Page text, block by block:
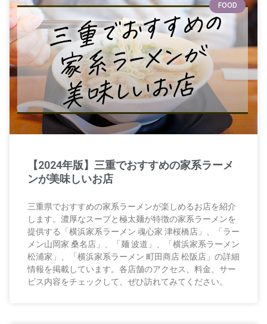
FOOD
【2024年版】三重でおすすめの家系ラーメ
ンが美味しいお店
三重県でおすすめの家系ラーメンが楽しめるお店を紹介
します。濃厚なスープと極太麺が特徴の家系ラーメンを
提供する「横浜家系ラーメン 魂心家 津桜橋店」、「ラー
メン山岡家 桑名店」、「麺 波道」、「横浜家系ラーメン
松浦家」、「横浜家系ラーメン 町田商店 松阪店」の詳細
情報を掲載しています。各店舗のアクセス、料金、サー
ビス内容をチェックして、ぜひ訪れてみてください。